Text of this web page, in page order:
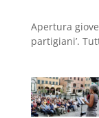
Apertura
partigiani’.